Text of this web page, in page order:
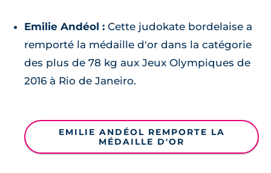
Emilie Andéol : Cette judokate bordelaise a
remporté la médaille d'or dans la catégorie
des plus de 78 kg aux Jeux Olympiques de
2016 à Rio de Janeiro.
EMILIE ANDÉOL REMPORTE LA
MÉDAILLE D'OR